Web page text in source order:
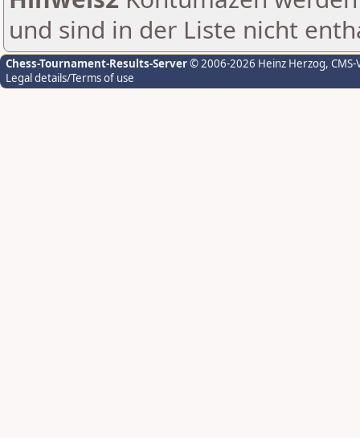
und sind in der Liste nicht
Chess-Tournament-Results-Server© 2006-2026 Heinz Herzog,
Legal details/Terms of use